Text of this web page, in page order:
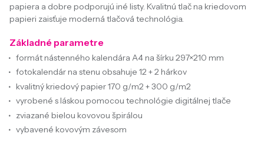
papiera a dobre podporujú iné listy. Kvalitnú tlač na kriedovom
papieri zaisťuje moderná tlačová technológia.
Základné parametre
formát nástenného kalendára A4 na šírku 297×210 mm
fotokalendár na stenu obsahuje 12 + 2 hárkov
kvalitný kriedový papier 170 g/m2 + 300 g/m2
vyrobené s láskou pomocou technológie digitálnej tlače
zviazané bielou kovovou špirálou
vybavené kovovým závesom